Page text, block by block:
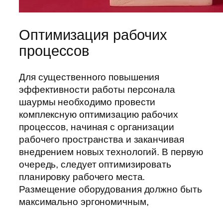
Оптимизация рабочих
процессов
Для существенного повышения
эффективности работы персонала
шаурмы необходимо провести
комплексную оптимизацию рабочих
процессов, начиная с организации
рабочего пространства и заканчивая
внедрением новых технологий. В первую
очередь, следует оптимизировать
планировку рабочего места.
Размещение оборудования должно быть
максимально эргономичным,